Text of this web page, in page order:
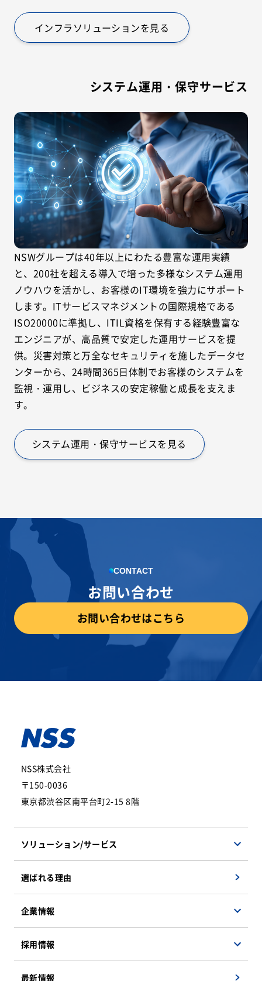
インフラソリューションを見る
システム運用・保守サービス
NSWグループは40年以上にわたる豊富な運用実績
と、200社を超える導入で培った多様なシステム運用
ノウハウを活かし、お客様のIT環境を強力にサポート
します。ITサービスマネジメントの国際規格である
ISO20000に準拠し、ITIL資格を保有する経験豊富な
エンジニアが、高品質で安定した運用サービスを提
供。災害対策と万全なセキュリティを施したデータセ
ンターから、24時間365日体制でお客様のシステムを
監視・運用し、ビジネスの安定稼働と成長を支えま
す。
システム運用・保守サービスを見る
CONTACT
お問い合わせ
お問い合わせはこちら
NSS株式会社
〒150-0036
東京都渋谷区南平台町2-15 8階
ソリューション/サービス
マネージドサービス
検証サービス
遠隔地支援ソリューション
インフラソリューション
選ばれる理由
企業情報
決算公告
採用情報
最新情報